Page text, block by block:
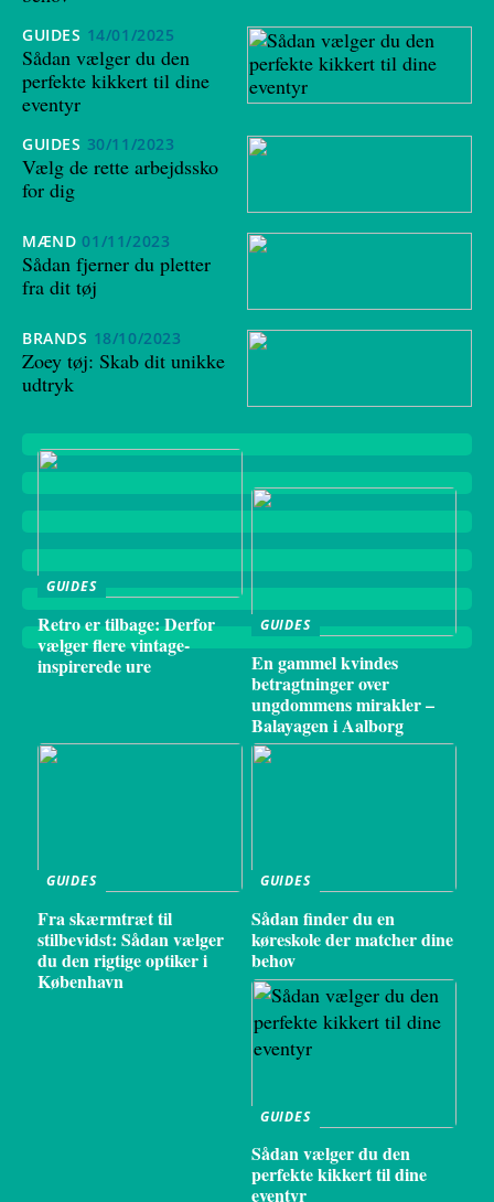
GUIDES 14/01/2025
Sådan vælger du den
perfekte kikkert til dine
eventyr
GUIDES 30/11/2023
Vælg de rette arbejdssko
for dig
MÆND 01/11/2023
Sådan fjerner du pletter
fra dit tøj
BRANDS 18/10/2023
Zoey tøj: Skab dit unikke
udtryk
GUIDES
Retro er tilbage: Derfor
vælger flere vintage-
inspirerede ure
GUIDES
En gammel kvindes
betragtninger over
ungdommens mirakler –
Balayagen i Aalborg
GUIDES
Fra skærmtræt til
stilbevidst: Sådan vælger
du den rigtige optiker i
København
GUIDES
Sådan finder du en
køreskole der matcher dine
behov
GUIDES
Sådan vælger du den
perfekte kikkert til dine
eventyr